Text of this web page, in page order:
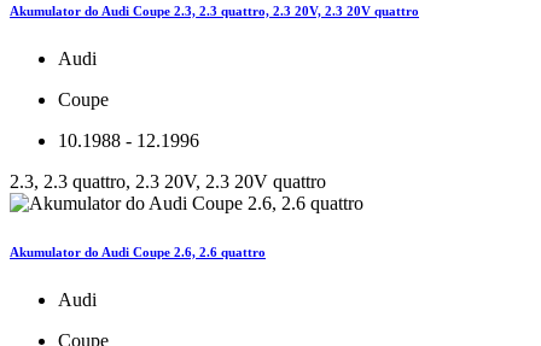
Akumulator do Audi Coupe 2.3, 2.3 quattro, 2.3 20V, 2.3 20V quattro
Audi
Coupe
10.1988 - 12.1996
2.3, 2.3 quattro, 2.3 20V, 2.3 20V quattro
Akumulator do Audi Coupe 2.6, 2.6 quattro
Audi
Coupe